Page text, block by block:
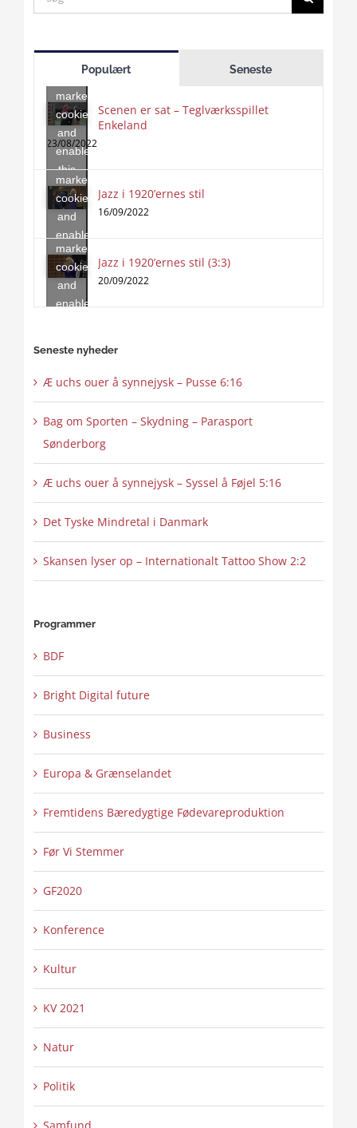
for:
Populært Seneste
accept
marketing
cookies
and
enable
this
content
Scenen er sat – Teglværksspillet
Enkeland
23/08/2022
Click
to
marketing
cookies
and
enable
this
content
Jazz i 1920’ernes stil
16/09/2022
Click
to
accept
marketing
cookies
and
enable
Jazz i 1920’ernes stil (3:3)
20/09/2022
Seneste nyheder
Æ uchs ouer å synnejysk – Pusse 6:16
Bag om Sporten – Skydning – Parasport
Sønderborg
Æ uchs ouer å synnejysk – Syssel å Føjel 5:16
Det Tyske Mindretal i Danmark
Skansen lyser op – Internationalt Tattoo Show 2:2
Programmer
BDF
Bright Digital future
Business
Europa & Grænselandet
Fremtidens Bæredygtige Fødevareproduktion
Før Vi Stemmer
GF2020
Konference
Kultur
KV 2021
Natur
Politik